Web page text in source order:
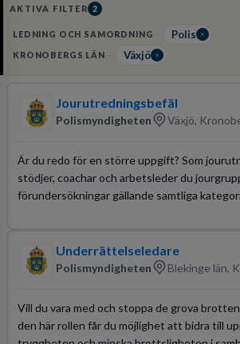
AKTIVA FILTER 2
LEDNING OCH SAMORDNING Polis
KRONOBERGS LÄN Växjö
Jourutredningsbefäl
Polismyndigheten Växjö,
Är du redo för en större uppgift? Som
stödjer, coachar och arbetsleder du
förundersökningar gällande samtliga
Underrättelseledare
Polismyndigheten Blekinge län,
Vill du vara med och stoppa de grova
den här rollen får du möjlighet att bidra till